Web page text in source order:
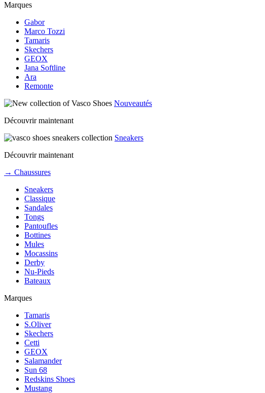
Marques
Gabor
Marco Tozzi
Tamaris
Skechers
GEOX
Jana Softline
Ara
Remonte
Nouveautés
Découvrir maintenant
Sneakers
Découvrir maintenant
→ Chaussures
Sneakers
Classique
Sandales
Tongs
Pantoufles
Bottines
Mules
Mocassins
Derby
Nu-Pieds
Bateaux
Marques
Tamaris
S.Oliver
Skechers
Cetti
GEOX
Salamander
Sun 68
Redskins Shoes
Mustang